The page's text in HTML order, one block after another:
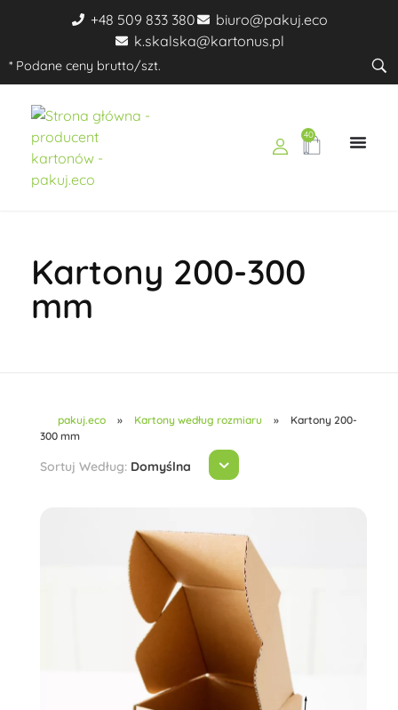
+48 509 833 380
biuro@pakuj.eco
k.skalska@kartonus.pl
* Podane ceny brutto/szt.
40
Kartony 200-300
mm
pakuj.eco » Kartony według rozmiaru »
Kartony 200-
300 mm
Sortuj Według: Domyślna